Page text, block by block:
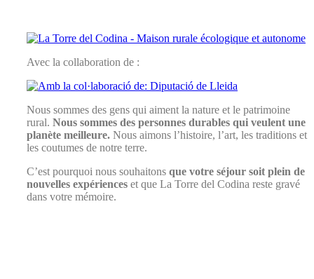
Avec la collaboration de :
Nous sommes des gens qui aiment la nature et le patrimoine
rural. Nous sommes des personnes durables qui veulent une
planète meilleure. Nous aimons l’histoire, l’art, les traditions et
les coutumes de notre terre.
C’est pourquoi nous souhaitons que votre séjour soit plein de
nouvelles expériences et que La Torre del Codina reste gravé
dans votre mémoire.